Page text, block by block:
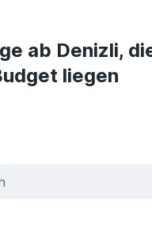
ab Denizli,
liegen